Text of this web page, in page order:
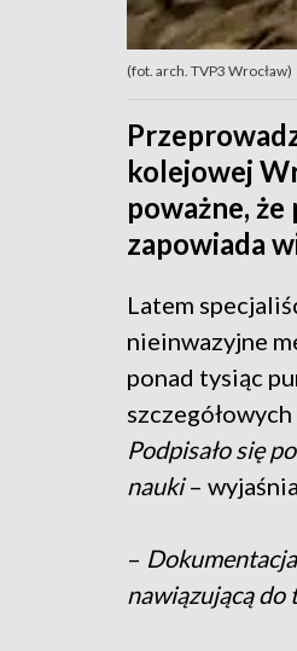
(fot. arch. TVP3 Wrocław)
kolejowej
poważne,
zapowiada
Latem
nieinwazyjne
ponad tysiąc
szczegółowych
Podpisało się
nauki–
–
nawiązującą do